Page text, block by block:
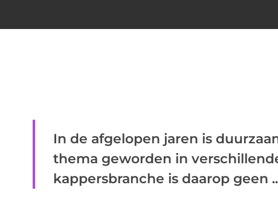
In de afgelopen jaren is
thema geworden in
kappersbranche is daarop geen